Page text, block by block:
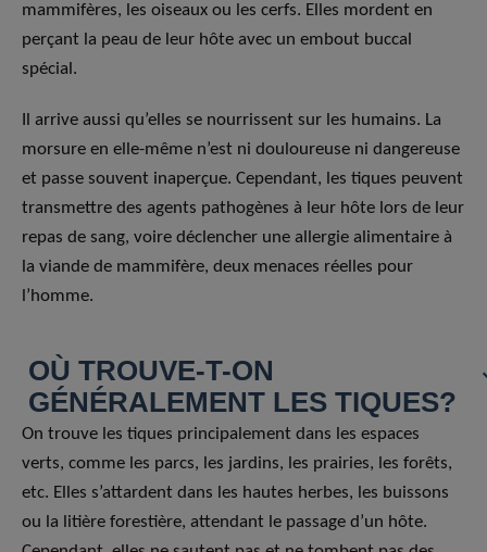
mammifères, les oiseaux ou les cerfs. Elles mordent en
perçant la peau de leur hôte avec un embout buccal
spécial.
Il arrive aussi qu’elles se nourrissent sur les humains. La
morsure en elle-même n’est ni douloureuse ni dangereuse
et passe souvent inaperçue. Cependant, les tiques peuvent
transmettre des agents pathogènes à leur hôte lors de leur
repas de sang, voire déclencher une allergie alimentaire à
la viande de mammifère, deux menaces réelles pour
l’homme.
OÙ TROUVE-T-ON
GÉNÉRALEMENT LES TIQUES?
On trouve les tiques principalement dans les espaces
verts, comme les parcs, les jardins, les prairies, les forêts,
etc. Elles s’attardent dans les hautes herbes, les buissons
ou la litière forestière, attendant le passage d’un hôte.